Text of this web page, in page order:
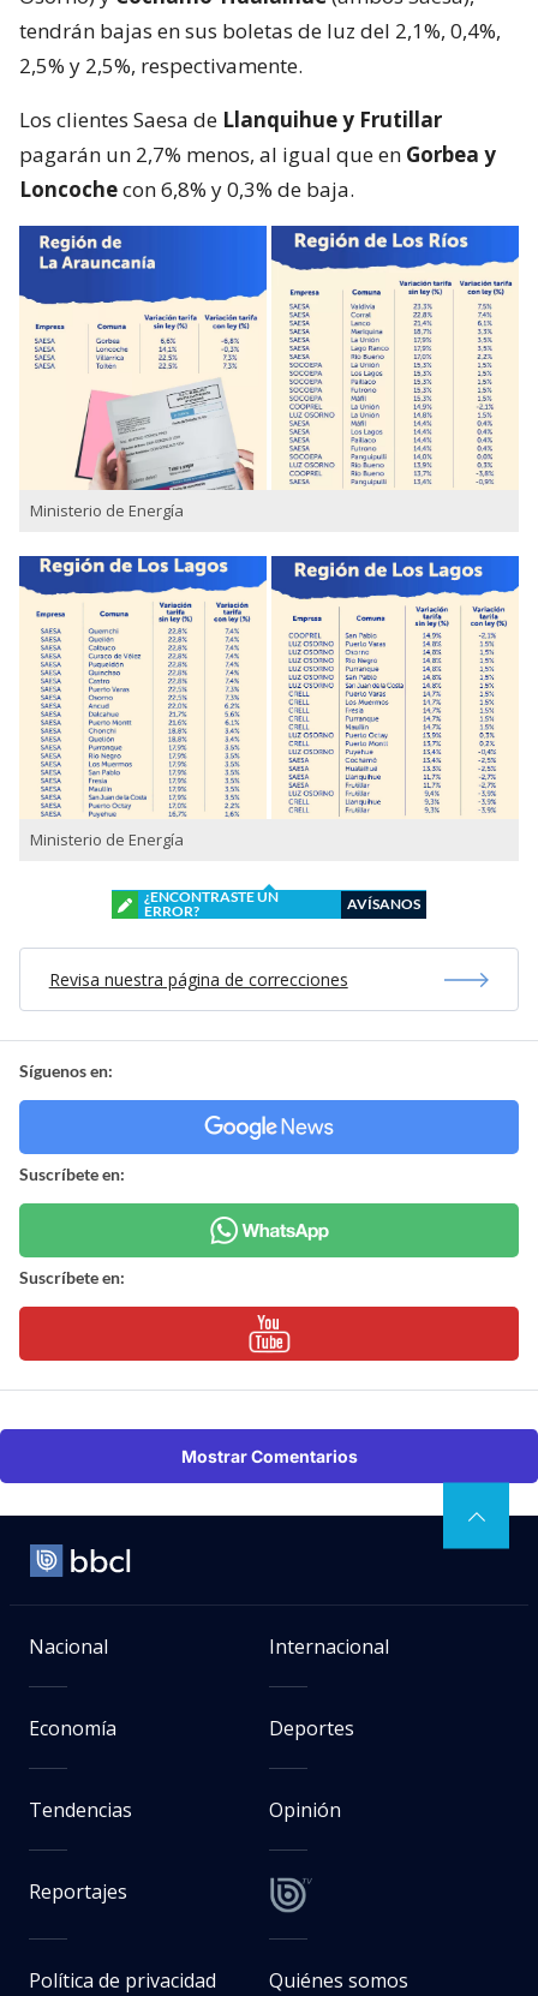
tendrán bajas en sus boletas de luz del 2,1%, 0,4%,
2,5% y 2,5%, respectivamente.
Los clientes Saesa de Llanquihue y Frutillar
pagarán un 2,7% menos, al igual que en Gorbea y
Loncochecon 6,8% y 0,3% de baja.
Ministerio de Energía
Ministerio de Energía
¿ENCONTRASTE UN
ERROR?
AVÍSANOS
Revisa nuestra página de correcciones
Síguenos en:
Suscríbete en:
Suscríbete en:
Mostrar Comentarios
Nacional Internacional
Economía Deportes
Tendencias Opinión
Reportajes
Política de privacidad Quiénes somos